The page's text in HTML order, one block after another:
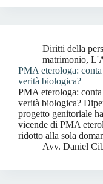
Diritti della
matrimonio,
PMA eterologa:
verità biologica?
PMA eterologa:
verità biologica?
progetto genitoriale
vicende di PMA
ridotto alla sola
Avv. Daniel